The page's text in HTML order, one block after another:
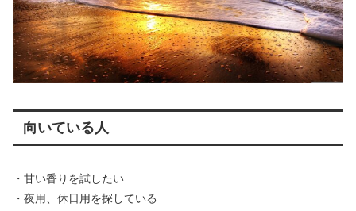
向いている人
・甘い香りを試したい
・夜用、休日用を探している